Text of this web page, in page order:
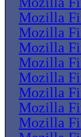
Mozilla
Mozilla
Mozilla
Mozilla
Mozilla
Mozilla
Mozilla
Mozilla